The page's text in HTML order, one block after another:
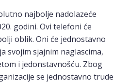
najbolje nadolazeće
godini. Ovi telefoni će
oblik. Oni će jednostavno
svojim sjajnim naglascima,
i jedonstavnošću. Zbog
se jednostavno trude